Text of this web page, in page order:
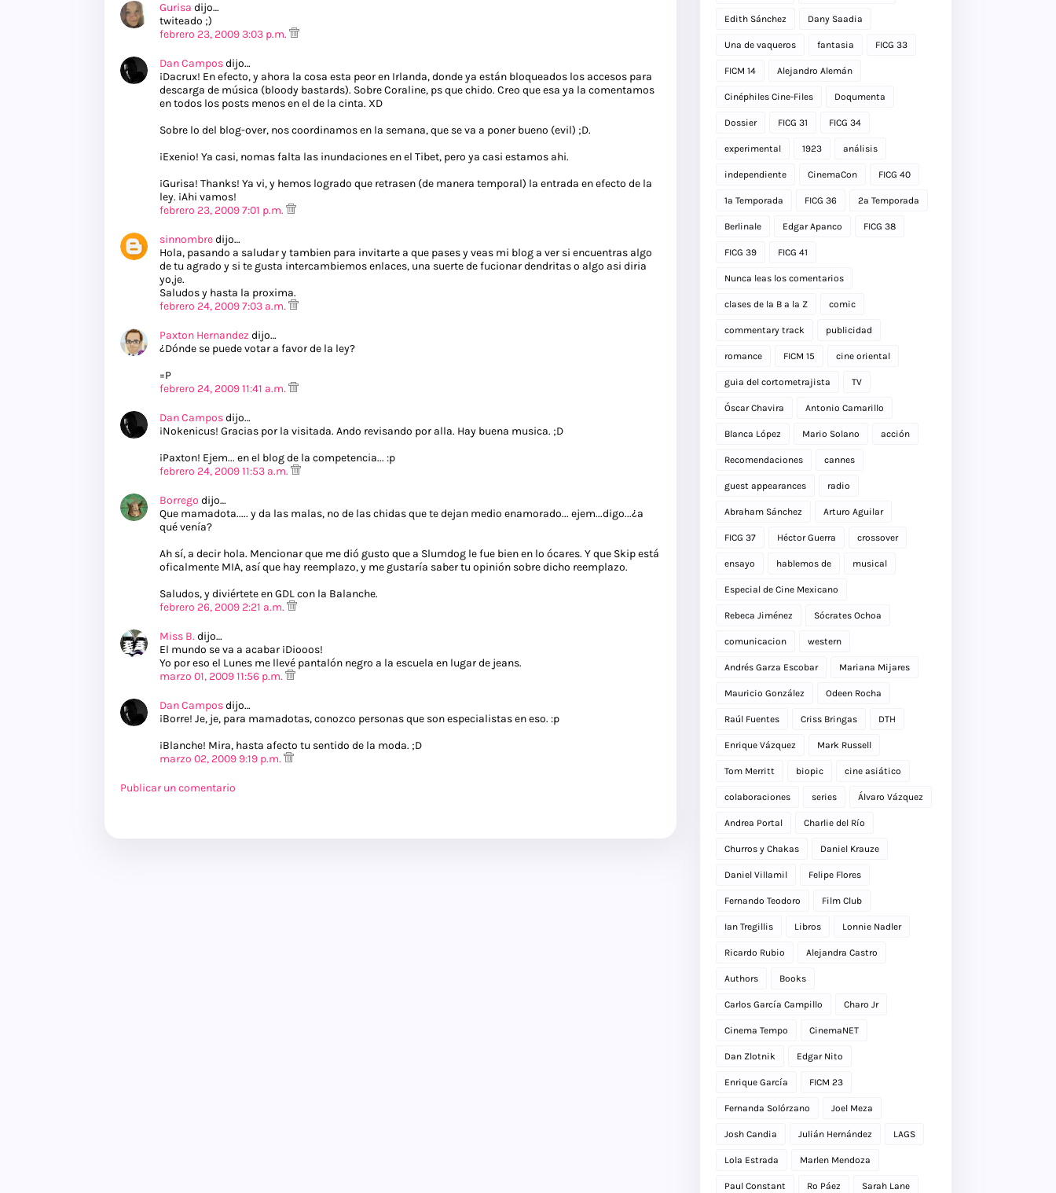
Gurisa dijo…
twiteado ;)
febrero 23, 2009 3:03 p.m.
Dan Camposdijo…
¡Dacrux! En efecto, y ahora la cosa esta peor en Irlanda, donde ya están bloqueados los accesos para
descarga de música (bloody bastards). Sobre Coraline, ps que chido. Creo que esa ya la comentamos
en todos los posts menos en el de la cinta. XD
Sobre lo del blog-over, nos coordinamos en la semana, que se va a poner bueno (evil) ;D.
¡Exenio! Ya casi, nomas falta las inundaciones en el Tibet, pero ya casi estamos ahi.
¡Gurisa! Thanks! Ya vi, y hemos logrado que retrasen (de manera temporal) la entrada en efecto de la
ley. ¡Ahi vamos!
febrero 23, 2009 7:01 p.m.
sinnombredijo…
Hola, pasando a saludar y tambien para invitarte a que pases y veas mi blog a ver si encuentras algo
de tu agrado y si te gusta intercambiemos enlaces, una suerte de fucionar dendritas o algo asi diria
yo,je.
Saludos y hasta la proxima.
febrero 24, 2009 7:03 a.m.
Paxton Hernandez dijo…
¿Dónde se puede votar a favor de la ley?
=P
febrero 24, 2009 11:41 a.m.
Dan Camposdijo…
¡Nokenicus! Gracias por la visitada. Ando revisando por alla. Hay buena musica. ;D
¡Paxton! Ejem... en el blog de la competencia... :p
febrero 24, 2009 11:53 a.m.
Borrego dijo…
Que mamadota..... y da las malas, no de las chidas que te dejan medio enamorado... ejem...digo...¿a
qué venía?
Ah sí, a decir hola. Mencionar que me dió gusto que a Slumdog le fue bien en lo ócares. Y que Skip está
oficalmente MIA, así que hay reemplazo, y me gustaría saber tu opinión sobre dicho reemplazo.
Saludos, y diviértete en GDL con la Balanche.
febrero 26, 2009 2:21 a.m.
Miss B. dijo…
El mundo se va a acabar ¡Diooos!
Yo por eso el Lunes me llevé pantalón negro a la escuela en lugar de jeans.
marzo 01, 2009 11:56 p.m.
Dan Camposdijo…
¡Borre! Je, je, para mamadotas, conozco personas que son especialistas en eso. :p
¡Blanche! Mira, hasta afecto tu sentido de la moda. ;D
marzo 02, 2009 9:19 p.m.
Publicar un comentario
Edith Sánchez Dany Saadia
Una de vaqueros fantasia FICG 33
FICM 14 Alejandro Alemán
Cinéphiles Cine-Files Doqumenta
Dossier FICG 31 FICG 34
experimental 1923 análisis
independiente CinemaCon FICG 40
1a Temporada FICG 36 2a Temporada
Berlinale Edgar Apanco FICG 38
FICG 39 FICG 41
Nunca leas los comentarios
clases de la B a la Z comic
commentary track publicidad
romance FICM 15 cine oriental
guia del cortometrajista TV
Óscar Chavira Antonio Camarillo
Blanca López Mario Solano acción
Recomendaciones cannes
guest appearances radio
Abraham Sánchez Arturo Aguilar
FICG 37 Héctor Guerra crossover
ensayo hablemos de musical
Especial de Cine Mexicano
Rebeca Jiménez Sócrates Ochoa
comunicacion western
Andrés Garza Escobar Mariana Mijares
Mauricio González Odeen Rocha
Raúl Fuentes Criss Bringas DTH
Enrique Vázquez Mark Russell
Tom Merritt biopic cine asiático
colaboraciones series Álvaro Vázquez
Andrea Portal Charlie del Río
Churros y Chakas Daniel Krauze
Daniel Villamil Felipe Flores
Fernando Teodoro Film Club
Ian Tregillis Libros Lonnie Nadler
Ricardo Rubio Alejandra Castro
Authors Books
Carlos García Campillo Charo Jr
Cinema Tempo CinemaNET
Dan Zlotnik Edgar Nito
Enrique García FICM 23
Fernanda Solórzano Joel Meza
Josh Candia Julián Hernández LAGS
Lola Estrada Marlen Mendoza
Paul Constant Ro Páez Sarah Lane